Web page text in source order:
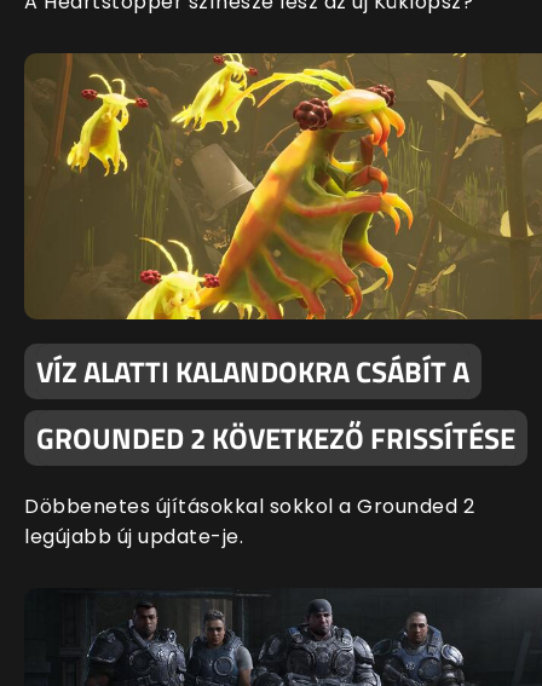
VÍZ ALATTI KALANDOKRA CSÁBÍT A
GROUNDED 2 KÖVETKEZŐ FRISSÍTÉSE
Döbbenetes újításokkal sokkol a Grounded 2
legújabb új update-je.